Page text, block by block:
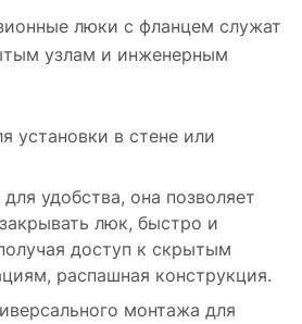
люки с фланцем служат
узлам и инженерным
установки в стене или
удобства, она позволяет
люк, быстро и
доступ к скрытым
распашная конструкция.
монтажа для